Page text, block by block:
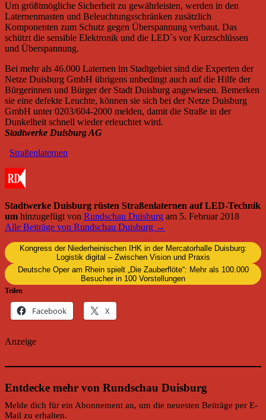
Um größtmögliche Sicherheit zu gewährleisten, werden in den
Laternenmasten und Beleuchtungsschränken zusätzlich
Komponenten zum Schutz gegen Überspannung verbaut. Das
schützt die sensible Elektronik und die LED`s vor Kurzschlüssen
und Überspannung.
Bei mehr als 46.000 Laternen im Stadtgebiet sind die Experten der
Netze Duisburg GmbH übrigens unbedingt auch auf die Hilfe der
Bürgerinnen und Bürger der Stadt Duisburg angewiesen. Bemerken
sie eine defekte Leuchte, können sie sich bei der Netze Duisburg
GmbH unter 0203/604-2000 melden, damit die Straße in der
Dunkelheit schnell wieder erleuchtet wird.
Stadtwerke Duisburg AG
Straßenlaternen
Stadtwerke Duisburg rüsten Straßenlaternen auf LED-Technik
um hinzugefügt von Rundschau Duisburg am 5. Februar 2018
Alle Beiträge von Rundschau Duisburg →
Kongress der Niederheinischen IHK in der Mercatorhalle Duisburg:
Logistik digital – Zwischen Vision und Praxis
Deutsche Oper am Rhein spielt „Die Zauberflöte“: Mehr als 100.000
Besucher in 100 Vorstellungen
Teilen
Facebook X
Anzeige
Entdecke mehr von Rundschau Duisburg
Melde dich für ein Abonnement an, um die neuesten Beiträge per E-
Mail zu erhalten.